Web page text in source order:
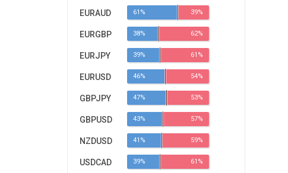
EURAUD 61% 39%
EURGBP 38% 62%
EURJPY 39% 61%
EURUSD 46% 54%
GBPJPY 47% 53%
GBPUSD 43% 57%
NZDUSD 41% 59%
USDCAD 39% 61%